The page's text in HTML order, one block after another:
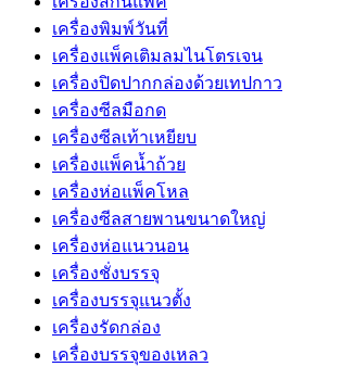
เครื่องพิมพ์วันที่
เครื่องแพ็คเติมลมไนโตรเจน
เครื่องปิดปากกล่องด้วยเทปกาว
เครื่องซีลมือกด
เครื่องซีลเท้าเหยียบ
เครื่องแพ็คน้ำถ้วย
เครื่องห่อแพ็คโหล
เครื่องซีลสายพานขนาดใหญ่
เครื่องห่อแนวนอน
เครื่องชั่งบรรจุ
เครื่องบรรจุแนวตั้ง
เครื่องรัดกล่อง
เครื่องบรรจุของเหลว